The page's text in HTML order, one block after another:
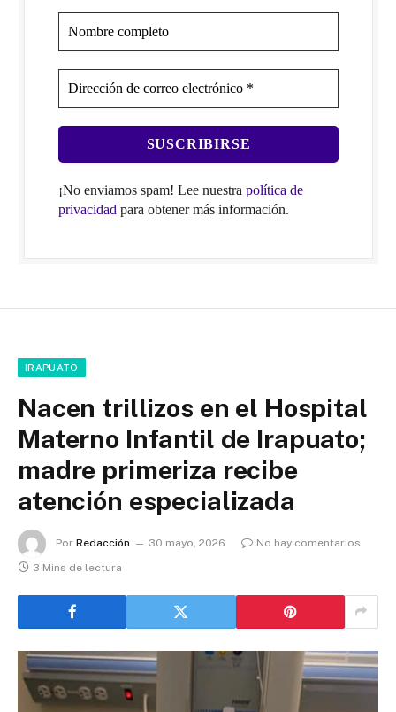
¡No enviamos spam! Lee nuestra política de
privacidad para obtener más información.
IRAPUATO
Nacen trillizos en el Hospital
Materno Infantil de Irapuato;
madre primeriza recibe
atención especializada
Por Redacción 30 mayo, 2026
No hay comentarios
3 Mins de lectura